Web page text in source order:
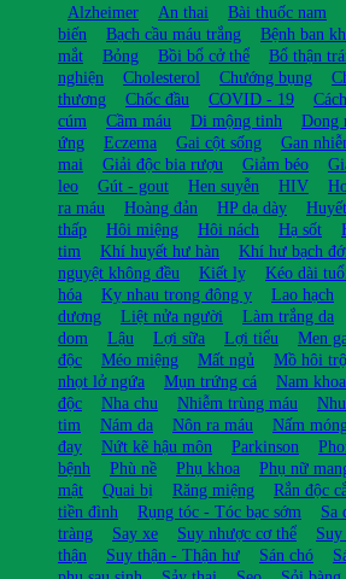
Alzheimer An thai Bài thuốc nam
biến
Bạch cầu máu trắng Bệnh ban
mắt
Bỏng Bồi bổ cở thể Bổ thận
nghiện
Cholesterol Chướng bụng
thương
Chốc đầu COVID - 19
cúm
Cầm máu Di mộng tinh Dong
ứng
Eczema Gai cột sống Gan
mai
Giải độc bia rượu Giảm béo
leo
Gút - gout Hen suyễn HIV
ra máu
Hoàng đản HP dạ dày
thấp
Hôi miệng Hôi nách Hạ sốt
tim
Khí huyết hư hàn Khí hư bạch
nguyệt không đều
Kiết lỵ Kéo dài
hóa
Kỵ nhau trong đông y Lao hạch
dương
Liệt nửa người Làm trắng da
dom
Lậu Lợi sữa Lợi tiểu Men
độc
Méo miệng Mất ngủ Mồ hôi
nhọt lở ngứa
Mụn trứng cá Nam khoa
độc
Nha chu Nhiễm trùng máu
tim
Nám da Nôn ra máu Nấm
đay
Nứt kẽ hậu môn Parkinson
bệnh
Phù nề Phụ khoa Phụ nữ
mật
Quai bị Răng miệng Rắn độc
tiền đình
Rụng tóc - Tóc bạc sớm Sa
tràng
Say xe Suy nhược cơ thể
thận
Suy thận - Thận hư Sán chó